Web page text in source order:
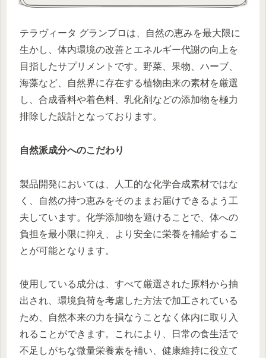
テラヴィータ グランプロは、自然の恵みを最大限に
生かし、体内環境の改善とエネルギー代謝の向上を
目指したサプリメントです。野菜、果物、ハーブ、
海藻など、自然界に存在する植物由来の素材を厳選
し、合成香料や着色料、乳化剤などの添加物を極力
排除した設計となっております。
自然派成分へのこだわり
製品開発においては、人工的な化学合成素材ではな
く、自然の持つ恵みをそのままお届けできるよう工
夫しています。化学添加物を避けることで、体への
負担を最小限に抑え、より安全に栄養を補給するこ
とが可能となります。
使用している成分は、すべて厳選された原料から抽
出され、環境負荷を考慮した方法で加工されている
ため、自然本来の力を損なうことなく体内に取り入
れることができます。これにより、日常の食生活で
不足しがちな微量栄養素を補い、健康維持に役立て